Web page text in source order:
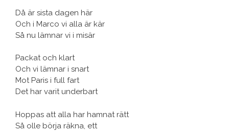
Då är sista dagen här
Och i Marco vi alla är kär
Så nu lämnar vi i misär
Packat och klart
Och vi lämnar i snart
Mot Paris i full fart
Det har varit underbart
Hoppas att alla har hamnat rätt
Så olle börja räkna, ett